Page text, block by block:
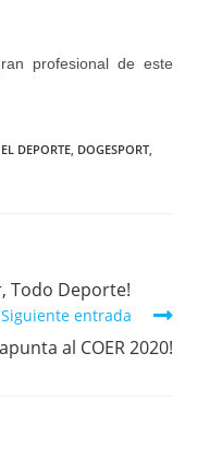
profesional de este
DEPORTE, DOGESPORT,
Todo Deporte!
Siguiente entrada
al COER 2020!